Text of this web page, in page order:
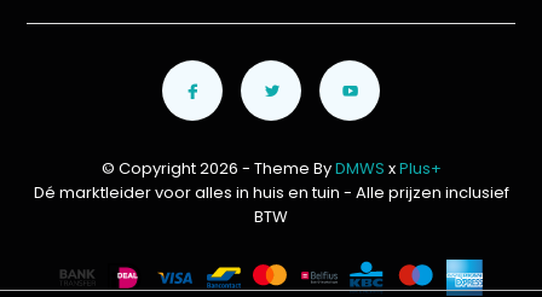
© Copyright 2026 - Theme ByDMWS xPlus+
Dé marktleider voor alles in huis en tuin - Alle prijzen inclusief
BTW